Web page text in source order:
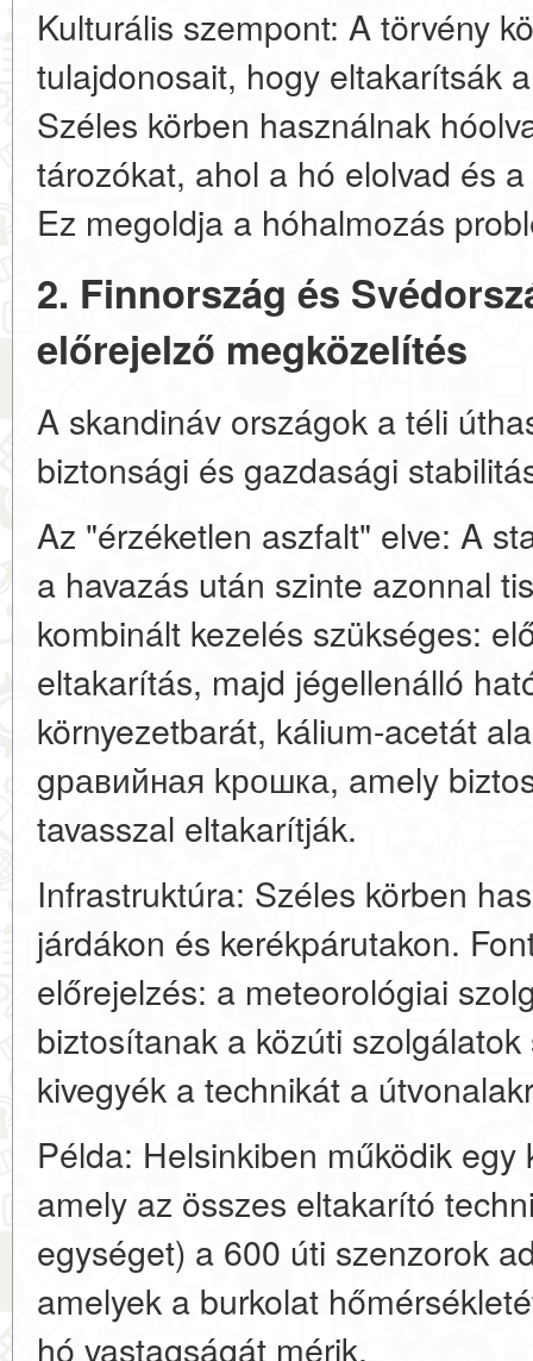
Kulturális szempont: A törvény
tulajdonosait, hogy eltakarítsák
Széles körben használnak
tározókat, ahol a hó elolvad és
Ez megoldja a hóhalmozás
2. Finnország és
előrejelző megközelítés
A skandináv országok a téli
biztonsági és gazdasági
Az "érzéketlen aszfalt" elve: A
a havazás után szinte azonnal
kombinált kezelés szükséges:
eltakarítás, majd jégellenálló
környezetbarát, kálium-acetát
gравийная kрошка, amely
tavasszal eltakarítják.
Infrastruktúra: Széles körben
járdákon és kerékpárutakon.
előrejelzés: a meteorológiai
biztosítanak a közúti
kivegyék a technikát a
Példa: Helsinkiben működik
amely az összes eltakarító
egységet) a 600 úti szenzorok
amelyek a burkolat
hó vastagságát mérik.